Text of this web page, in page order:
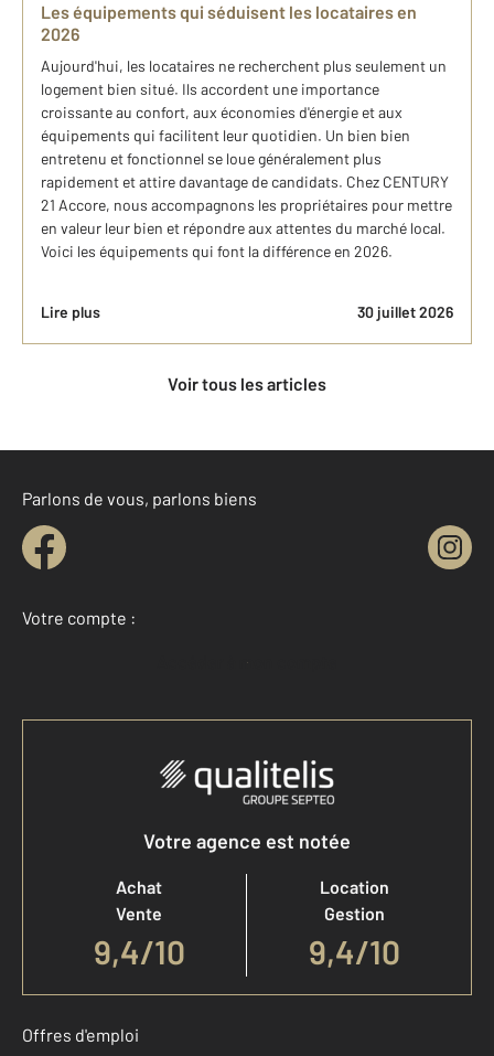
Les équipements qui séduisent les locataires en
2026
Aujourd'hui, les locataires ne recherchent plus seulement un
logement bien situé. Ils accordent une importance
croissante au confort, aux économies d'énergie et aux
équipements qui facilitent leur quotidien. Un bien bien
entretenu et fonctionnel se loue généralement plus
rapidement et attire davantage de candidats. Chez CENTURY
21 Accore, nous accompagnons les propriétaires pour mettre
en valeur leur bien et répondre aux attentes du marché local.
Voici les équipements qui font la différence en 2026.
Lire plus 30 juillet 2026
Voir tous les articles
Parlons de vous, parlons biens
Votre compte :
Accéder à mon compte
Votre agence est notée
Achat
Vente
9,4/10
Location
Gestion
9,4/10
Offres d'emploi